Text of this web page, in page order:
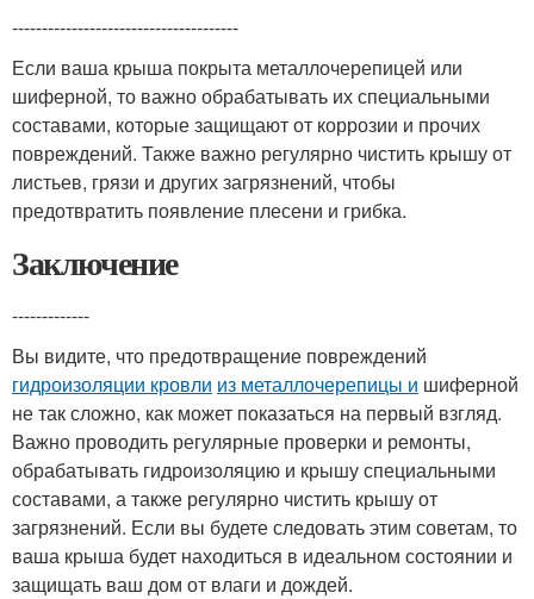
--------------------------------------
Если ваша крыша покрыта металлочерепицей или
шиферной, то важно обрабатывать их специальными
составами, которые защищают от коррозии и прочих
повреждений. Также важно регулярно чистить крышу от
листьев, грязи и других загрязнений, чтобы
предотвратить появление плесени и грибка.
Заключение
-------------
Вы видите, что предотвращение повреждений
гидроизоляции кровли из металлочерепицы и шиферной
не так сложно, как может показаться на первый взгляд.
Важно проводить регулярные проверки и ремонты,
обрабатывать гидроизоляцию и крышу специальными
составами, а также регулярно чистить крышу от
загрязнений. Если вы будете следовать этим советам, то
ваша крыша будет находиться в идеальном состоянии и
защищать ваш дом от влаги и дождей.